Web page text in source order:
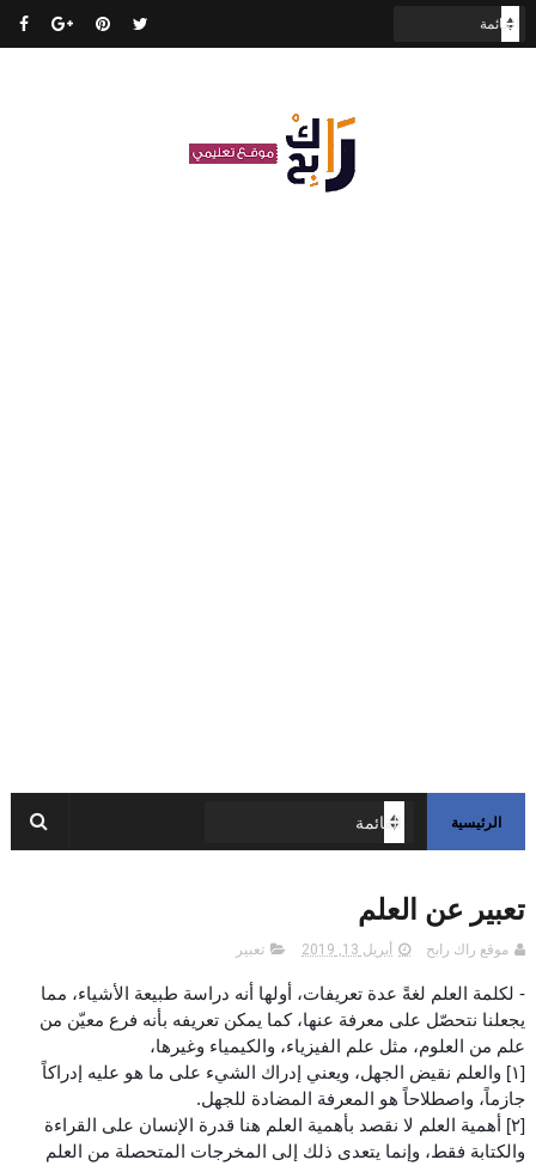
الرئيسية
تعبير عن العلم
موقع راك رابح أبريل 13, 2019 تعبير
- لكلمة العلم لغةً عدة تعريفات، أولها أنه دراسة طبيعة الأشياء، مما
يجعلنا نتحصّل على معرفة عنها، كما يمكن تعريفه بأنه فرع معيّن من
علم من العلوم، مثل علم الفيزياء، والكيمياء وغيرها،
[١] والعلم نقيض الجهل، ويعني إدراك الشيء على ما هو عليه إدراكاً
جازماً، واصطلاحاً هو المعرفة المضادة للجهل.
[٢] أهمية العلم لا نقصد بأهمية العلم هنا قدرة الإنسان على القراءة
والكتابة فقط، وإنما يتعدى ذلك إلى المخرجات المتحصلة من العلم